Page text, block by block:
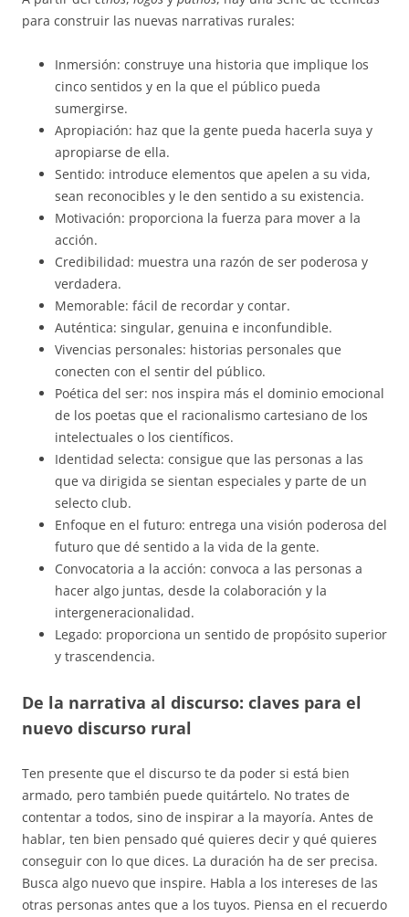
para construir las nuevas narrativas rurales:
Inmersión: construye una historia que implique los
cinco sentidos y en la que el público pueda
sumergirse.
Apropiación: haz que la gente pueda hacerla suya y
apropiarse de ella.
Sentido: introduce elementos que apelen a su vida,
sean reconocibles y le den sentido a su existencia.
Motivación: proporciona la fuerza para mover a la
acción.
Credibilidad: muestra una razón de ser poderosa y
verdadera.
Memorable: fácil de recordar y contar.
Auténtica: singular, genuina e inconfundible.
Vivencias personales: historias personales que
conecten con el sentir del público.
Poética del ser: nos inspira más el dominio emocional
de los poetas que el racionalismo cartesiano de los
intelectuales o los científicos.
Identidad selecta: consigue que las personas a las
que va dirigida se sientan especiales y parte de un
selecto club.
Enfoque en el futuro: entrega una visión poderosa del
futuro que dé sentido a la vida de la gente.
Convocatoria a la acción: convoca a las personas a
hacer algo juntas, desde la colaboración y la
intergeneracionalidad.
Legado: proporciona un sentido de propósito superior
y trascendencia.
De la narrativa al discurso: claves para el
nuevo discurso rural
Ten presente que el discurso te da poder si está bien
armado, pero también puede quitártelo. No trates de
contentar a todos, sino de inspirar a la mayoría. Antes de
hablar, ten bien pensado qué quieres decir y qué quieres
conseguir con lo que dices. La duración ha de ser precisa.
Busca algo nuevo que inspire. Habla a los intereses de las
otras personas antes que a los tuyos. Piensa en el recuerdo